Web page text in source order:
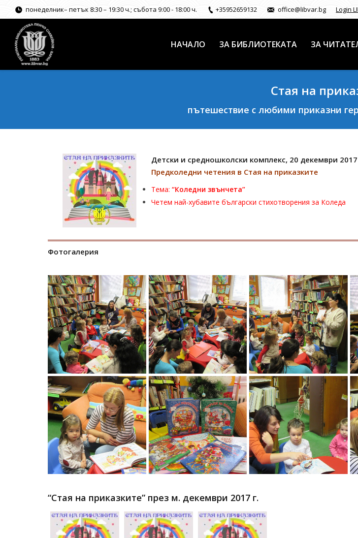
понеделник– петък 8:30 – 19:30 ч.; събота 9:00 - 18:00 ч. +35952659132 office@libvar.bg Login
НАЧАЛО ЗА БИБЛИОТЕКАТА ЗА
Стая на
пътешествие с любими приказни
Детски и средношколски комплекс, 20 декември 2017
Предколедни четения в Стая на приказките
Тема: “Коледни звънчета”
Четем най-хубавите български стихотворения за Коледа
Фотогалерия
“Стая на приказките” през м. декември 2017 г.